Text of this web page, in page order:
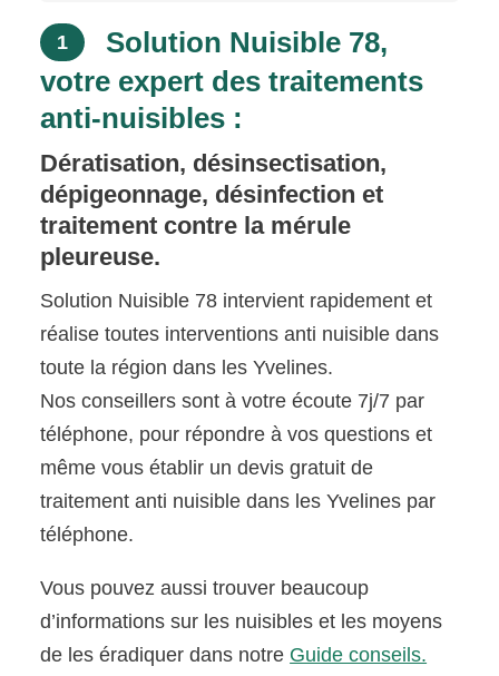
1
Solution Nuisible 78,
votre expert des traitements
anti-nuisibles :
Dératisation, désinsectisation,
dépigeonnage, désinfection et
traitement contre la mérule
pleureuse.
Solution Nuisible 78 intervient rapidement et
réalise toutes interventions anti nuisible dans
toute la région dans les Yvelines.
Nos conseillers sont à votre écoute 7j/7 par
téléphone, pour répondre à vos questions et
même vous établir un devis gratuit de
traitement anti nuisible dans les Yvelines par
téléphone.
Vous pouvez aussi trouver beaucoup
d’informations sur les nuisibles et les moyens
de les éradiquer dans notre Guide conseils.